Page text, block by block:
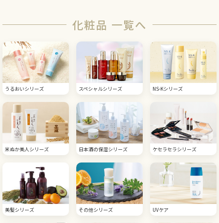
化粧品 一覧へ
うるおいシリーズ スペシャルシリーズ NS-Kシリーズ
米ぬか美人シリーズ 日本酒の保湿シリーズ ケセラセラシリーズ
美髪シリーズ その他シリーズ UVケア